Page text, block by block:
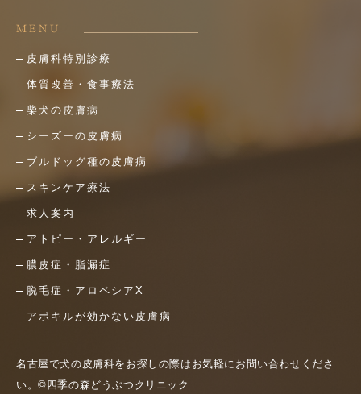
MENU
皮膚科特別診療
体質改善・食事療法
柴犬の皮膚病
シーズーの皮膚病
ブルドッグ種の皮膚病
スキンケア療法
求人案内
アトピー・アレルギー
膿皮症・脂漏症
脱毛症・アロペシアX
アポキルが効かない皮膚病
名古屋で犬の皮膚科をお探しの際はお気軽にお問い合わせくださ
い。©四季の森どうぶつクリニック